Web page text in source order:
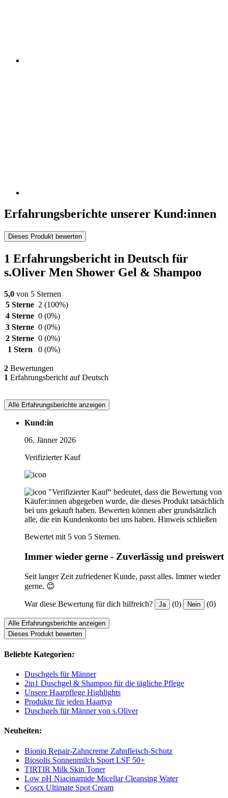
Erfahrungsberichte unserer Kund:innen
Dieses Produkt bewerten
1 Erfahrungsbericht in Deutsch für
s.Oliver Men Shower Gel & Shampoo
5,0 von 5 Sternen
5 Sterne 2 (100%)
4 Sterne 0 (0%)
3 Sterne 0 (0%)
2 Sterne 0 (0%)
1 Stern
0 (0%)
2 Bewertungen
1 Erfahrungsbericht auf Deutsch
Alle Erfahrungsberichte anzeigen
Kund:in
06. Jänner 2026
Verifizierter Kauf
"Verifizierter Kauf“ bedeutet, dass die Bewertung von
Käufer:innen abgegeben wurde, die dieses Produkt tatsächlich
bei uns gekauft haben. Bewerten können aber grundsätzlich
alle, die ein Kundenkonto bei uns haben. Hinweis schließen
Bewertet mit 5 von 5 Sternen.
Immer wieder gerne - Zuverlässig und preiswert
Seit langer Zeit zufriedener Kunde, passt alles. Immer wieder
gerne. 😊
War diese Bewertung für dich hilfreich? Ja (0) Nein (0)
Alle Erfahrungsberichte anzeigen
Dieses Produkt bewerten
Beliebte Kategorien:
Duschgels für Männer
2in1 Duschgel & Shampoo für die tägliche Pflege
Unsere Haarpflege Highlights
Produkte für jeden Haartyp
Duschgels für Männer von s.Oliver
Neuheiten:
Bioniq Repair-Zahncreme Zahnfleisch-Schutz
Biosolis Sonnenmilch Sport LSF 50+
TIRTIR Milk Skin Toner
Low pH Niacinamide Micellar Cleansing Water
Cosrx Ultimate Spot Cream